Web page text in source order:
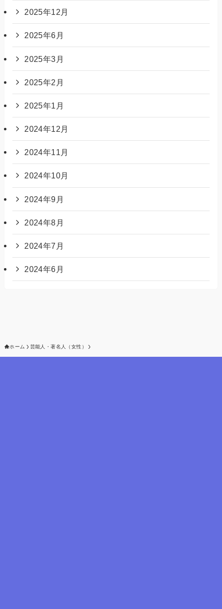
2025年12月
2025年6月
2025年3月
2025年2月
2025年1月
2024年12月
2024年11月
2024年10月
2024年9月
2024年8月
2024年7月
2024年6月
ホーム 芸能人・著名人（女性）